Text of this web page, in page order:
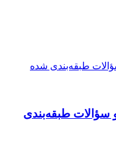
سؤالات طبقه‌بندی